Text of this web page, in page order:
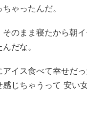
ゃったんだ。
そのまま寝たから朝
だな。
イス食べて幸せだっ
じちゃうって 安い女